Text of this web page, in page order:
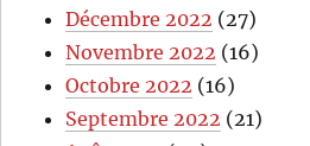
Décembre 2022 (27)
Novembre 2022 (16)
Octobre 2022 (16)
Septembre 2022 (21)